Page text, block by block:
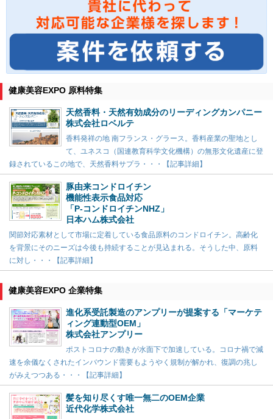
健康美容EXPO 原料特集
天然香料・天然有効成分のリーディングカンパニー
株式会社ロベルテ
香料発祥の地 南フランス・グラース。香料産業の聖地とし
て、ユネスコ（国連教育科学文化機構）の無形文化遺産に登
録されているこの地で、天然香料サプラ・・・【記事詳細】
豚由来コンドロイチン
機能性表示食品対応
「P-コンドロイチンNHZ」
日本ハム株式会社
関節対応素材として市場に定着している食品原料のコンドロイチン。高齢化
を背景にそのニーズは今後も持続することが見込まれる。そうした中、原料
に対し・・・【記事詳細】
健康美容EXPO 企業特集
進化系受託製造のアンプリーが提案する「マーケテ
ィング連動型OEM」
株式会社アンプリー
ポストコロナの動きが水面下で加速している。コロナ禍で減
速を余儀なくされたインバウンド需要もようやく規制が解かれ、復調の兆し
がみえつつある・・・【記事詳細】
髪を知り尽くす唯一無二のOEM企業
近代化学株式会社